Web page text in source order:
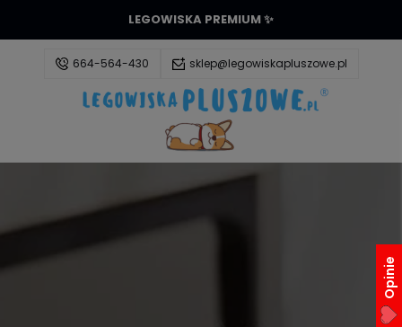
LEGOWISKA PREMIUM ✨
664-564-430 sklep@legowiskapluszowe.pl
Zaloguj się
Załóż konto
Opinie